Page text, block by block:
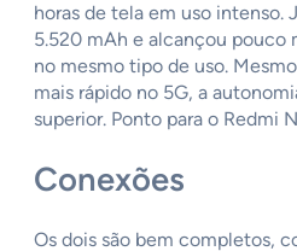
horas de tela em uso intenso.
5.520 mAh e alcançou pouco
no mesmo tipo de uso.
mais rápido no 5G, a
superior. Ponto para o Redmi
Conexões
Os dois são bem completos,